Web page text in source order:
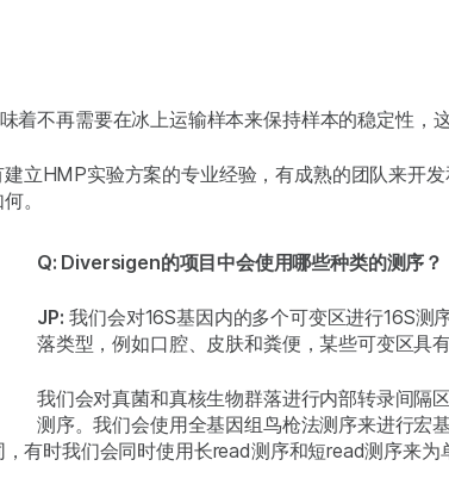
不再需要在冰上运输样本来保持样本的稳定性，
立HMP实验方案的专业经验，有成熟的团队来开
。
Q: Diversigen的项目中会使用哪些种类的测序？
JP: 我们会对16S基因内的多个可变区进行16S测
落类型，例如口腔、皮肤和粪便，某些可变区具
我们会对真菌和真核生物群落进行内部转录间隔
测序。我们会使用全基因组鸟枪法测序来进行宏
有时我们会同时使用长read测序和短read测序来